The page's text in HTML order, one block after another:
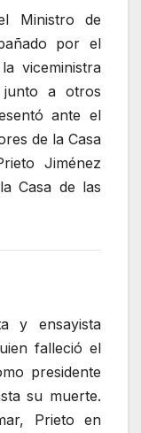
Ministro de
por el
viceministra
junto a otros
ante el
de la Casa
Jiménez
Casa de las
y ensayista
falleció el
presidente
su muerte.
Prieto en